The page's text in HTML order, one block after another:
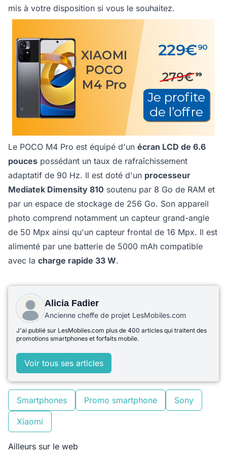
mis à votre disposition si vous le souhaitez.
Le POCO M4 Pro est équipé d'un écran LCD de 6.6
pouces possédant un taux de rafraîchissement
adaptatif de 90 Hz. Il est doté d'un processeur
Mediatek Dimensity 810 soutenu par 8 Go de RAM et
par un espace de stockage de 256 Go. Son appareil
photo comprend notamment un capteur grand-angle
de 50 Mpx ainsi qu'un capteur frontal de 16 Mpx. Il est
alimenté par une batterie de 5000 mAh compatible
avec la charge rapide 33 W.
Alicia Fadier
Ancienne cheffe de projet LesMobiles.com
J'ai publié sur LesMobiles.com plus de 400 articles qui traitent des
promotions smartphones et forfaits mobile.
Voir tous ses articles
Smartphones Promo smartphone Sony
Xiaomi
Ailleurs sur le web